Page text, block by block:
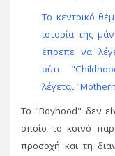
Το κεντρικό
ιστορία της
έπρεπε να
ούτε
λέγεται
Το "Boyhood" δεν
οποίο το κοινό
προσοχή και τη